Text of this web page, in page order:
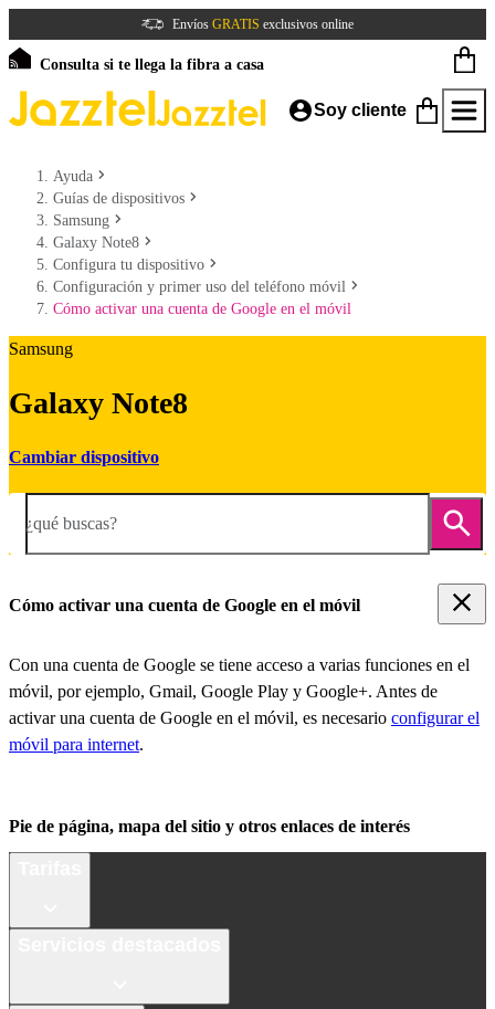
Envíos GRATIS exclusivos online
Consulta si te llega la fibra a casa
Soy cliente
Ayuda
Guías de dispositivos
Samsung
Galaxy Note8
Configura tu dispositivo
Configuración y primer uso del teléfono móvil
Cómo activar una cuenta de Google en el móvil
Samsung
Galaxy Note8
Cambiar dispositivo
¿qué buscas?
Cómo activar una cuenta de Google en el móvil
Con una cuenta de Google se tiene acceso a varias funciones en el
móvil, por ejemplo, Gmail, Google Play y Google+. Antes de
activar una cuenta de Google en el móvil, es necesario configurar el
móvil para internet.
Pie de página, mapa del sitio y otros enlaces de interés